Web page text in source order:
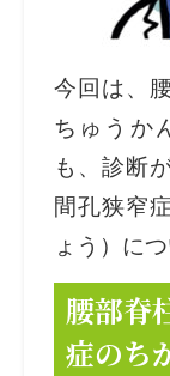
今回は、
ちゅうか
も、診断
間孔狭窄
ょう）に
腰部脊
症のち